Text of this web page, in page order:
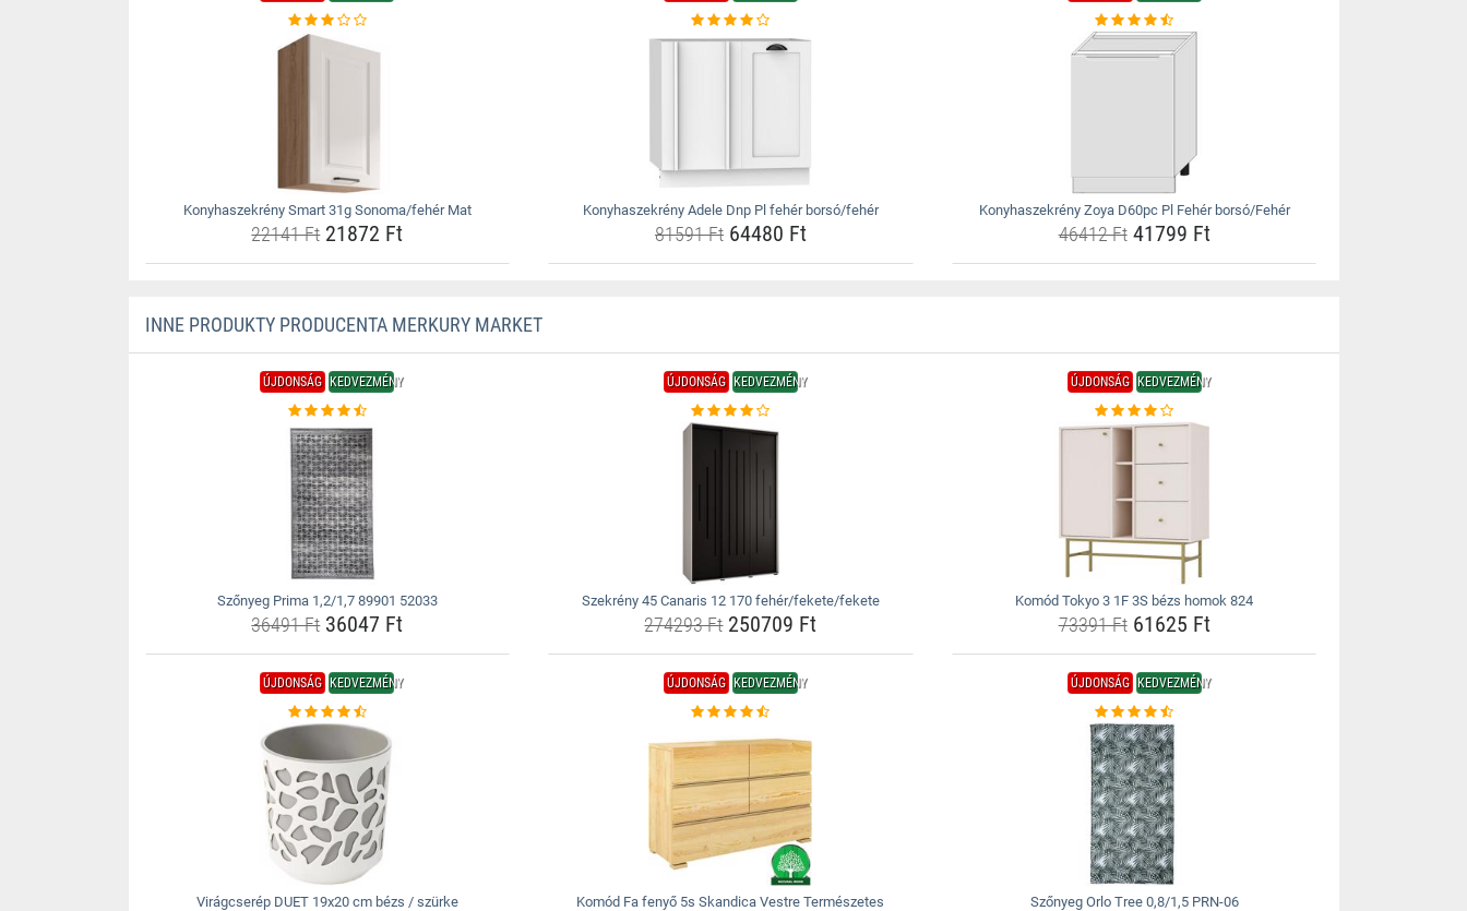
Konyhaszekrény Smart 31g Sonoma/fehér Mat
22141 Ft21872 Ft
Konyhaszekrény Adele Dnp Pl fehér borsó/fehér
81591 Ft64480 Ft
Konyhaszekrény Zoya D60pc Pl Fehér borsó/Fehér
46412 Ft41799 Ft
INNE PRODUKTY PRODUCENTA MERKURY MARKET
ÚJDONSÁG KEDVEZMÉNY
Szőnyeg Prima 1,2/1,7 89901 52033
36491 Ft36047 Ft
ÚJDONSÁG KEDVEZMÉNY
Szekrény 45 Canaris 12 170 fehér/fekete/fekete
274293 Ft250709 Ft
ÚJDONSÁG KEDVEZMÉNY
Komód Tokyo 3 1F 3S bézs homok 824
73391 Ft61625 Ft
ÚJDONSÁG KEDVEZMÉNY
Virágcserép DUET 19x20 cm bézs / szürke
ÚJDONSÁG KEDVEZMÉNY
Komód Fa fenyő 5s Skandica Vestre Természetes
ÚJDONSÁG KEDVEZMÉNY
Szőnyeg Orlo Tree 0,8/1,5 PRN-06